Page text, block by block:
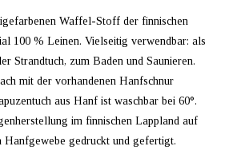
Waffel-Stoff der finnischen
100 % Leinen. Vielseitig verwendbar: als
Strandtuch, zum Baden und Saunieren.
mit der vorhandenen Hanfschnur
aus Hanf ist waschbar bei 60°.
im finnischen Lappland auf
Hanfgewebe gedruckt und gefertigt.